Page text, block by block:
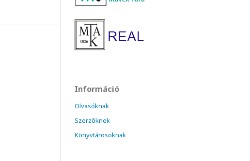
Információ
Olvasóknak
Szerzőknek
Könyvtárosoknak